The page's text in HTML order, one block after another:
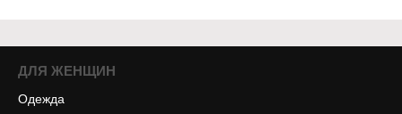
ДЛЯ ЖЕНЩИН
Одежда